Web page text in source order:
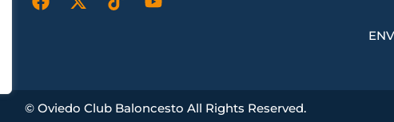
© Oviedo Club Baloncesto All Rights Reserved.